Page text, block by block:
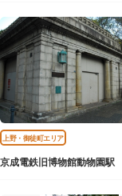
上野・御徒町エリア
京成電鉄旧博物館動物園駅